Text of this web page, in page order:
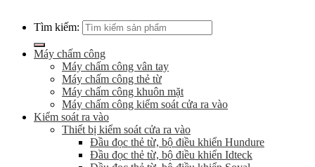
Tìm kiếm:
Máy chấm công
Máy chấm công vân tay
Máy chấm công thẻ từ
Máy chấm công khuôn mặt
Máy chấm công kiểm soát cửa ra vào
Kiểm soát ra vào
Thiết bị kiểm soát cửa ra vào
Đầu đọc thẻ từ, bộ điều khiển Hundure
Đầu đọc thẻ từ, bộ điều khiển Idteck